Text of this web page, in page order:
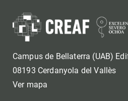
Campus de Bellaterra (UAB)
08193 Cerdanyola del Vallès
Ver mapa